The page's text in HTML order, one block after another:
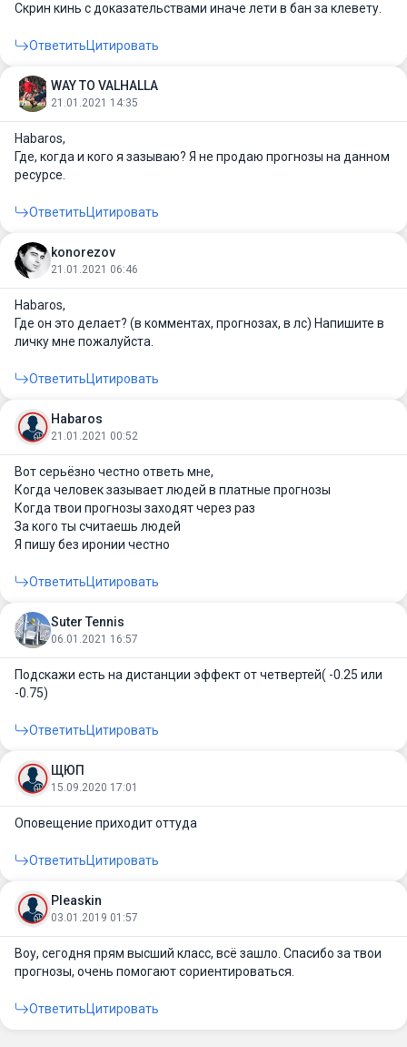
Скрин кинь с доказательствами иначе лети в бан за клевету.
ОтветитьЦитировать
WAY TO VALHALLA
21.01.2021 14:35
Habaros,
Где, когда и кого я зазываю? Я не продаю прогнозы на данном
ресурсе.
ОтветитьЦитировать
konorezov
21.01.2021 06:46
Habaros,
Где он это делает? (в комментах, прогнозах, в лс) Напишите в
личку мне пожалуйста.
ОтветитьЦитировать
Habaros
21.01.2021 00:52
Вот серьёзно честно ответь мне,
Когда человек зазывает людей в платные прогнозы
Когда твои прогнозы заходят через раз
За кого ты считаешь людей
Я пишу без иронии честно
ОтветитьЦитировать
Suter Tennis
06.01.2021 16:57
Подскажи есть на дистанции эффект от четвертей( -0.25 или
-0.75)
ОтветитьЦитировать
ЩЮП
15.09.2020 17:01
Оповещение приходит оттуда
ОтветитьЦитировать
Pleaskin
03.01.2019 01:57
Воу, сегодня прям высший класс, всё зашло. Спасибо за твои
прогнозы, очень помогают сориентироваться.
ОтветитьЦитировать